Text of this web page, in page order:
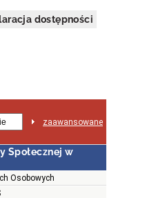
dostępności
zaawansowane
Społecznej w
Osobowych